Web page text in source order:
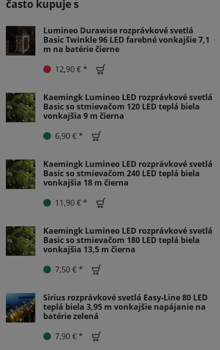
často kupuje s
Lumineo Durawise rozprávkové svetlá
Basic Twinkle 96 LED farebné vonkajšie 7,1
m na batérie čierne
12,90 € *
Kaemingk Lumineo LED rozprávkové svetlá
Basic so stmievačom 120 LED teplá biela
vonkajšia 9 m čierna
6,90 € *
Kaemingk Lumineo LED rozprávkové svetlá
Basic so stmievačom 240 LED teplá biela
vonkajšia 18 m čierna
11,90 € *
Kaemingk Lumineo LED rozprávkové svetlá
Basic so stmievačom 180 LED teplá biela
vonkajšia 13,5 m čierna
7,50 € *
Sirius rozprávkové svetlá Easy-Line 80 LED
teplá biela 3,95 m vonkajšie napájanie na
batérie zelená
7,90 € *